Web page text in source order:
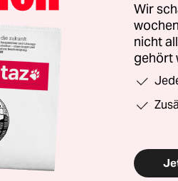
Wir
nicht
gehört